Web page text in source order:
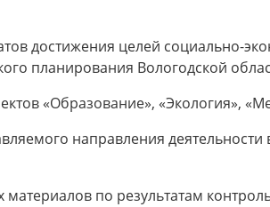
достижения целей социально-
планирования Вологодской
«Образование», «Экология»,
направления
материалов по результатам